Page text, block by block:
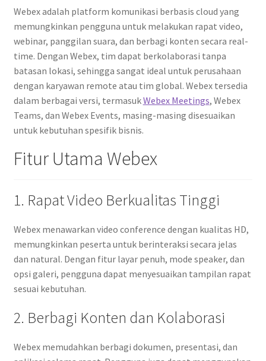
Webex adalah platform komunikasi berbasis cloud yang
memungkinkan pengguna untuk melakukan rapat video,
webinar, panggilan suara, dan berbagi konten secara real-
time. Dengan Webex, tim dapat berkolaborasi tanpa
batasan lokasi, sehingga sangat ideal untuk perusahaan
dengan karyawan remote atau tim global. Webex tersedia
dalam berbagai versi, termasukWebex Meetings, Webex
Teams, dan Webex Events, masing-masing disesuaikan
untuk kebutuhan spesifik bisnis.
Fitur Utama Webex
1. Rapat Video Berkualitas Tinggi
Webex menawarkan video conference dengan kualitas HD,
memungkinkan peserta untuk berinteraksi secara jelas
dan natural. Dengan fitur layar penuh, mode speaker, dan
opsi galeri, pengguna dapat menyesuaikan tampilan rapat
sesuai kebutuhan.
2. Berbagi Konten dan Kolaborasi
Webex memudahkan berbagi dokumen, presentasi, dan